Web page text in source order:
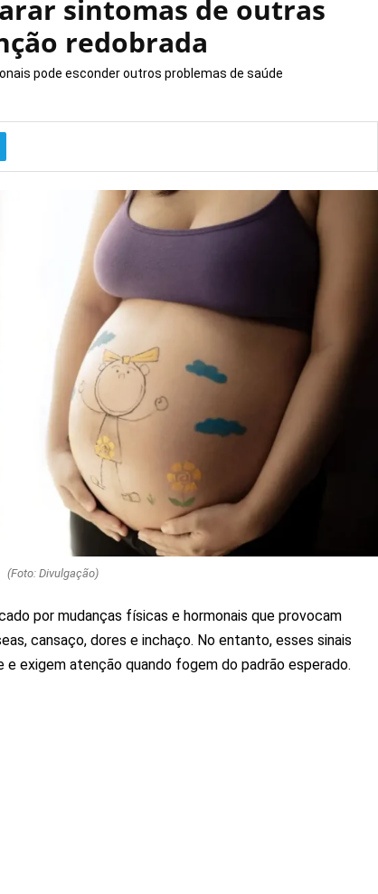
sintomas de outras
redobrada
pode esconder outros problemas de saúde
(Foto: Divulgação)
por mudanças físicas e hormonais que provocam
cansaço, dores e inchaço. No entanto, esses sinais
exigem atenção quando fogem do padrão esperado.